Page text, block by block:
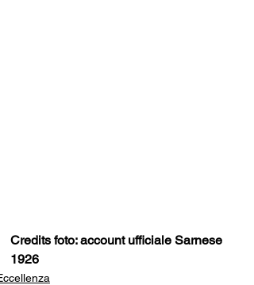
Credits foto: account ufficiale Sarnese
1926